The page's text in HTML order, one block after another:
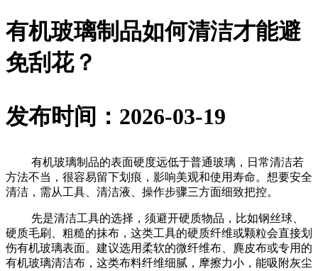
有机玻璃制品如何清洁才能避
免刮花？
发布时间：2026-03-19
有机玻璃制品的表面硬度远低于普通玻璃，日常清洁若
方法不当，很容易留下划痕，影响美观和使用寿命。想要安全
清洁，需从工具、清洁液、操作步骤三方面细致把控。
先是清洁工具的选择，须避开硬质物品，比如钢丝球、
硬质毛刷、粗糙的抹布，这类工具的硬质纤维或颗粒会直接划
伤有机玻璃表面。建议选用柔软的微纤维布、麂皮布或专用的
有机玻璃清洁布，这类布料纤维细腻，摩擦力小，能吸附灰尘